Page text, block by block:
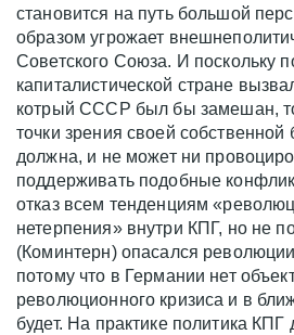
становится на путь большой
образом угрожает
Советского Союза. И поскольку
капиталистической стране
котрый СССР был бы замешан,
точки зрения своей собственной
должна, и не может ни
поддерживать подобные
отказ всем тенденциям
нетерпения» внутри КПГ, но не
(Коминтерн) опасался
потому что в Германии нет
революционного кризиса и в
будет. На практике политика